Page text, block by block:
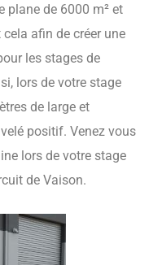
plane de 6000 m² et
cela afin de créer une
les stages de
lors de votre stage
de large et
positif. Venez vous
lors de votre stage
de Vaison.